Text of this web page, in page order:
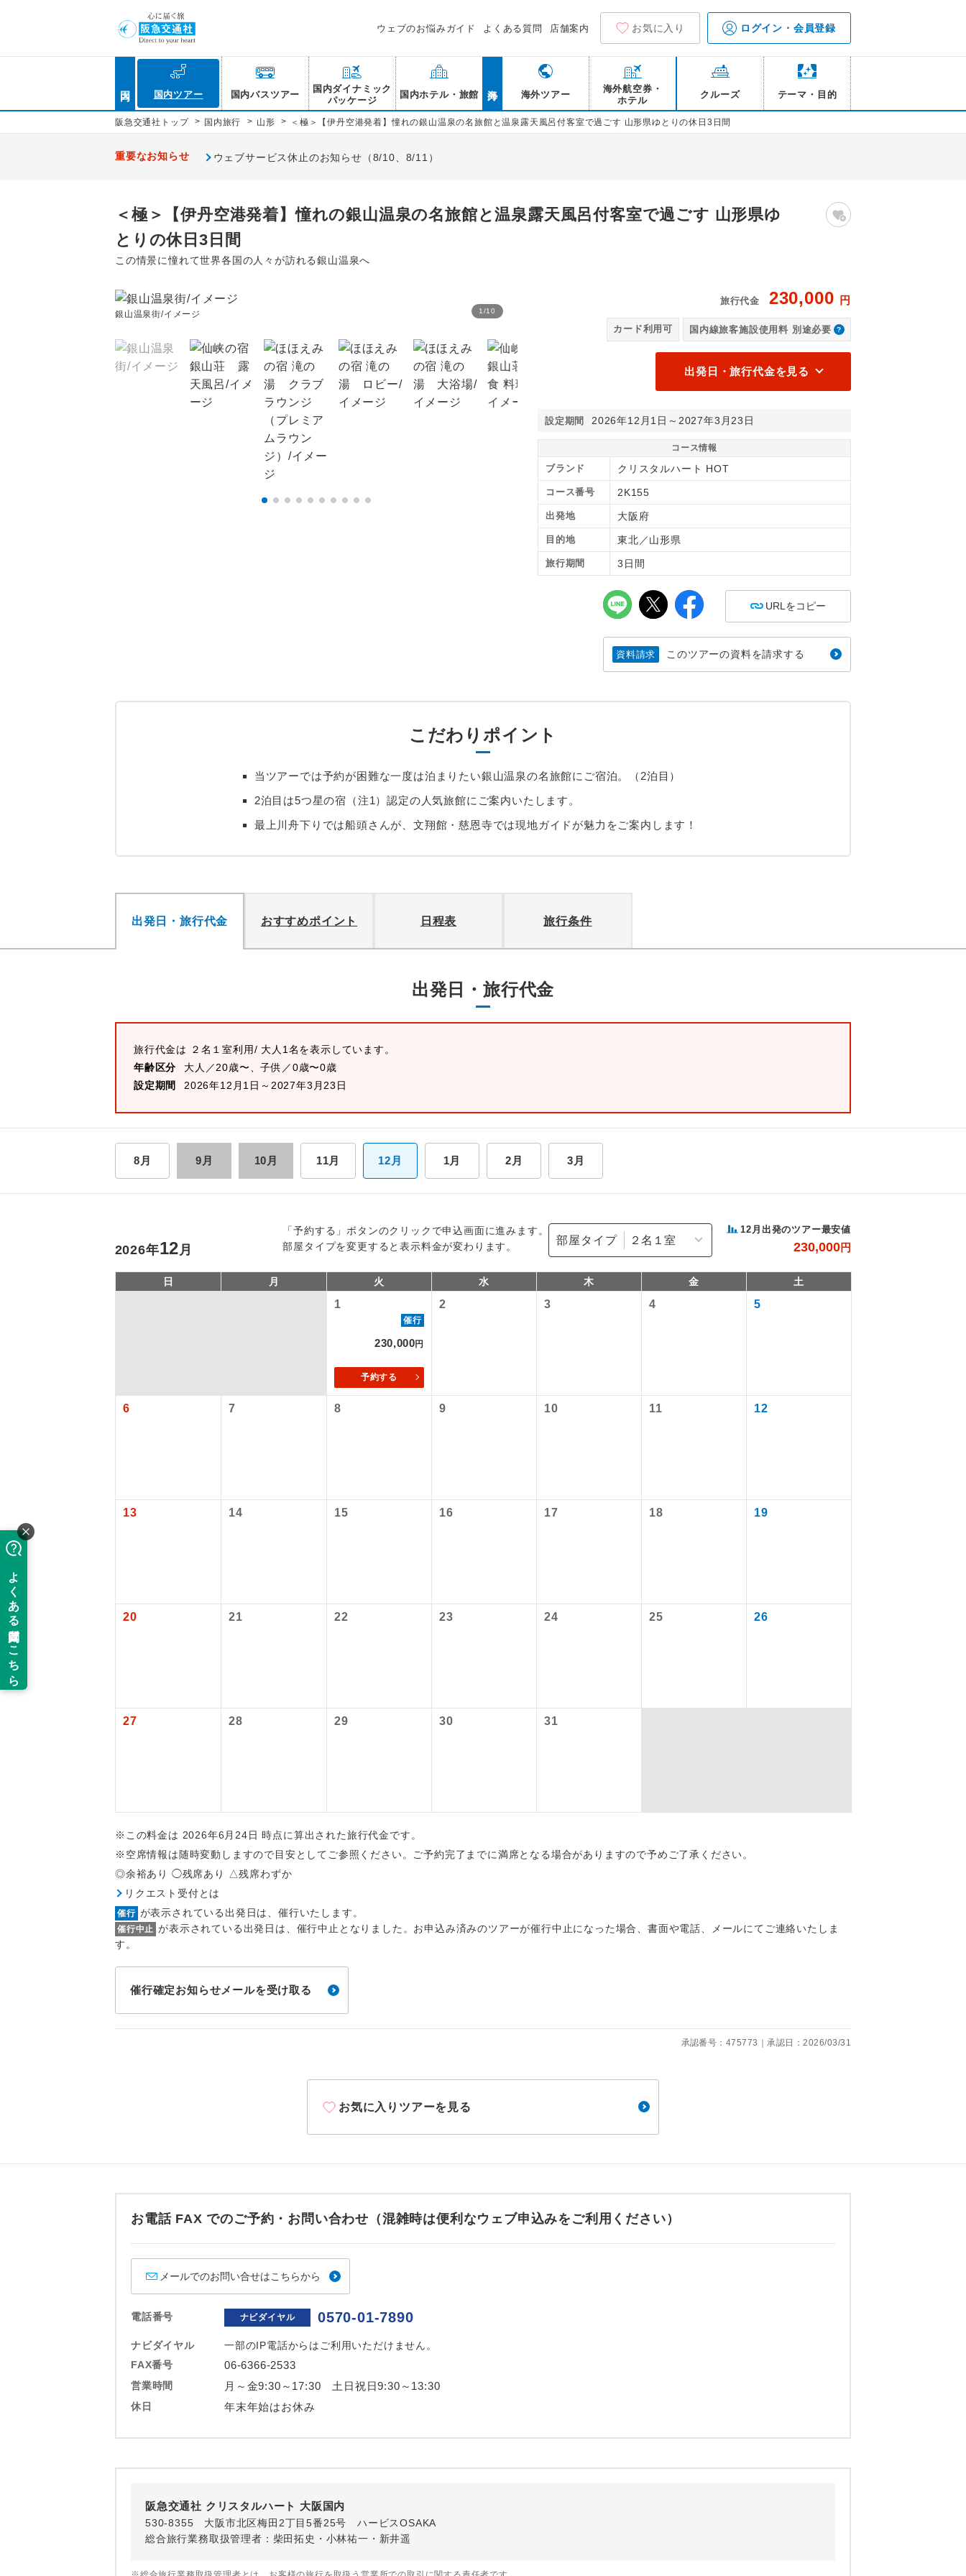
ウェブのお悩みガイド よくある質問 店舗案内 お気に入り ログイン・会員登録
国内ツアー 国内バスツアー
国内ダイナミック
パッケージ
国内ホテル・旅館 海外ツアー
海外航空券・
ホテル
クルーズ テーマ・目的
阪急交通社トップ > 国内旅行 > 山形 > ＜極＞【伊丹空港発着】憧れの銀山温泉の名旅館と温泉露天風呂付客室で過ごす 山形県ゆとりの休日3日間
重要なお知らせ ウェブサービス休止のお知らせ（8/10、8/11）
＜極＞【伊丹空港発着】憧れの銀山温泉の名旅館と温泉露天風呂付客室で過ごす 山形県ゆ
とりの休日3日間
この情景に憧れて世界各国の人々が訪れる銀山温泉へ
1 /10
銀山温泉街/イメージ
旅行代金 230,000 円
カード利用可 国内線旅客施設使用料 別途必要
出発日・旅行代金を見る
設定期間 2026年12月1日～2027年3月23日
コース情報
ブランド クリスタルハート HOT
コース番号 2K155
出発地 大阪府
目的地 東北／山形県
旅行期間 3日間
URLをコピー
資料請求 このツアーの資料を請求する
こだわりポイント
当ツアーでは予約が困難な一度は泊まりたい銀山温泉の名旅館にご宿泊。（2泊目）
2泊目は5つ星の宿（注1）認定の人気旅館にご案内いたします。
最上川舟下りでは船頭さんが、文翔館・慈恩寺では現地ガイドが魅力をご案内します！
出発日・旅行代金 おすすめポイント 日程表 旅行条件
出発日・旅行代金
旅行代金は ２名１室利用/ 大人1名を表示しています。
年齢区分
大人／20歳〜、子供／0歳〜0歳
設定期間
2026年12月1日～2027年3月23日
8月 9月 10月 11月 12月 1月 2月 3月
「予約する」ボタンのクリックで申込画面に進みます。
部屋タイプを変更すると表示料金が変わります。
部屋タイプ
12 月出発のツアー最安値
230,000円
2026年12 月
日 月 火 水 木 金 土
1
催行
230,000円
予約する
2 3 4 5
6 7 8 9 10 11 12
13 14 15 16 17 18 19
20 21 22 23 24 25 26
27 28 29 30 31
※この料金は 2026年6月24日 時点に算出された旅行代金です。
※空席情報は随時変動しますので目安としてご参照ください。ご予約完了までに満席となる場合がありますので予めご了承ください。
◎余裕あり ◯残席あり △残席わずか
リクエスト受付とは
催行 が表示されている出発日は、催行いたします。
催行中止 が表示されている出発日は、催行中止となりました。お申込み済みのツアーが催行中止になった場合、書面や電話、メールにてご連絡いたしま
す。
催行確定お知らせメールを受け取る
承認番号：475773｜承認日：2026/03/31
お気に入りツアーを見る
お電話 FAX でのご予約・お問い合わせ（混雑時は便利なウェブ申込みをご利用ください）
メールでのお問い合せはこちらから
電話番号 ナビダイヤル 0570-01-7890
ナビダイヤル
一部のIP電話からはご利用いただけません。
FAX番号
06-6366-2533
営業時間 月～金9:30～17:30 土日祝日9:30～13:30
休日 年末年始はお休み
阪急交通社 クリスタルハート 大阪国内
530-8355 大阪市北区梅田2丁目5番25号 ハービスOSAKA
総合旅行業務取扱管理者：柴田拓史・小林祐一・新井遥
添乗員同行
往路出発空港（駅）から復路到着空港（駅）まで同行しま
バスガイド乗務 バスガイドが乗務し、車内での観光案内があります。
絶景スポットに立ち寄るコースです。
ご宿泊ホテルに大浴場が付いています。
全食事付き
全てのお食事が付いていますので、お食事の心配はいりませ
周りの音を気にせず、ガイドさんの説明をじっくり聞くこと
1名様催行
2名様催行
1名様1室同代金 1名様1室利用でも追加料金がかからないコースです。
ご夫婦限定 ご夫婦限定でご参加いただけるコースです。
航空会社指定
利用航空会社が指定なので、ご出発の計画にとても便利で
おひとり様バス2席利用